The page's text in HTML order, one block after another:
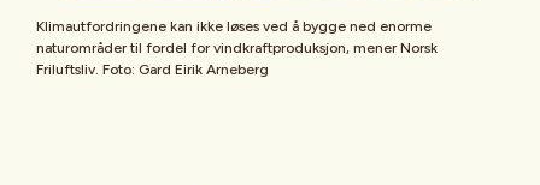
Klimautfordringene kan ikke løses ved å bygge ned enorme
naturområder til fordel for vindkraftproduksjon, mener Norsk
Friluftsliv. Foto: Gard Eirik Arneberg